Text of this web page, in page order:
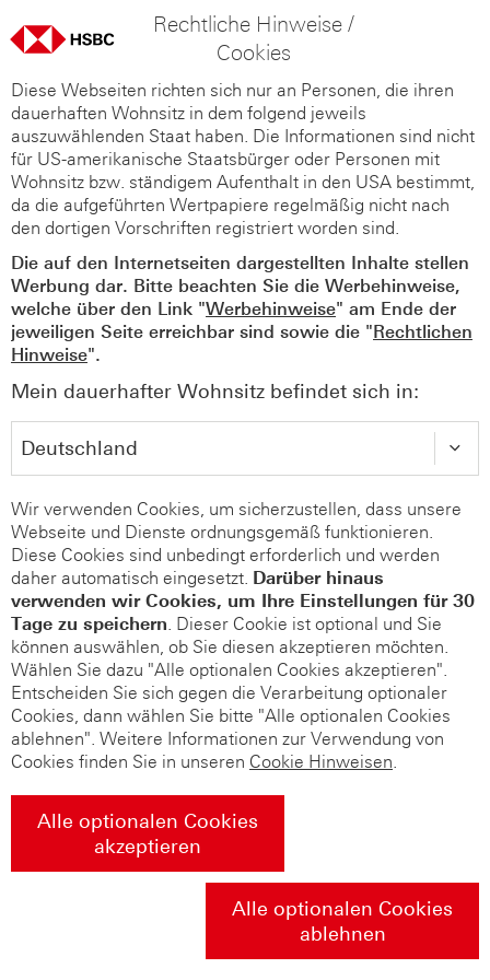
Rechtliche Hinweise /
Cookies
Diese Webseiten richten sich nur an Personen, die ihren
dauerhaften Wohnsitz in dem folgend jeweils
auszuwählenden Staat haben. Die Informationen sind nicht
für US-amerikanische Staatsbürger oder Personen mit
Wohnsitz bzw. ständigem Aufenthalt in den USA bestimmt,
da die aufgeführten Wertpapiere regelmäßig nicht nach
den dortigen Vorschriften registriert worden sind.
Die auf den Internetseiten dargestellten Inhalte stellen
Werbung dar. Bitte beachten Sie die Werbehinweise,
welche über den Link "Werbehinweise" am Ende der
jeweiligen Seite erreichbar sind sowie die "Rechtlichen
Hinweise".
Mein dauerhafter Wohnsitz befindet sich in:
Wir verwenden Cookies, um sicherzustellen, dass unsere
Webseite und Dienste ordnungsgemäß funktionieren.
Diese Cookies sind unbedingt erforderlich und werden
daher automatisch eingesetzt. Darüber hinaus
verwenden wir Cookies, um Ihre Einstellungen für 30
Tage zu speichern. Dieser Cookie ist optional und Sie
können auswählen, ob Sie diesen akzeptieren möchten.
Wählen Sie dazu "Alle optionalen Cookies akzeptieren".
Entscheiden Sie sich gegen die Verarbeitung optionaler
Cookies, dann wählen Sie bitte "Alle optionalen Cookies
ablehnen". Weitere Informationen zur Verwendung von
Cookies finden Sie in unseren Cookie Hinweisen.
Alle optionalen Cookies
akzeptieren
Alle optionalen Cookies
ablehnen